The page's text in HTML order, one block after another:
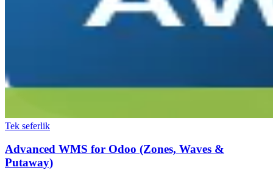
Tek seferlik
Advanced WMS for Odoo (Zones, Waves &
Putaway)